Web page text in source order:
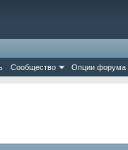
Сообщество Опции форума